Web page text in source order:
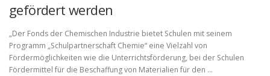
gefördert werden
„Der Fonds der Chemischen Industrie bietet Schulen mit seinem
Programm „Schulpartnerschaft Chemie“ eine Vielzahl von
Fördermöglichkeiten wie die Unterrichtsförderung, bei der Schulen
Fördermittel für die Beschaffung von Materialien für den …